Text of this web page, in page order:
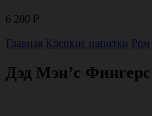
6 200 ₽
Главная Крепкие напитки Ром
Дэд Мэн’с